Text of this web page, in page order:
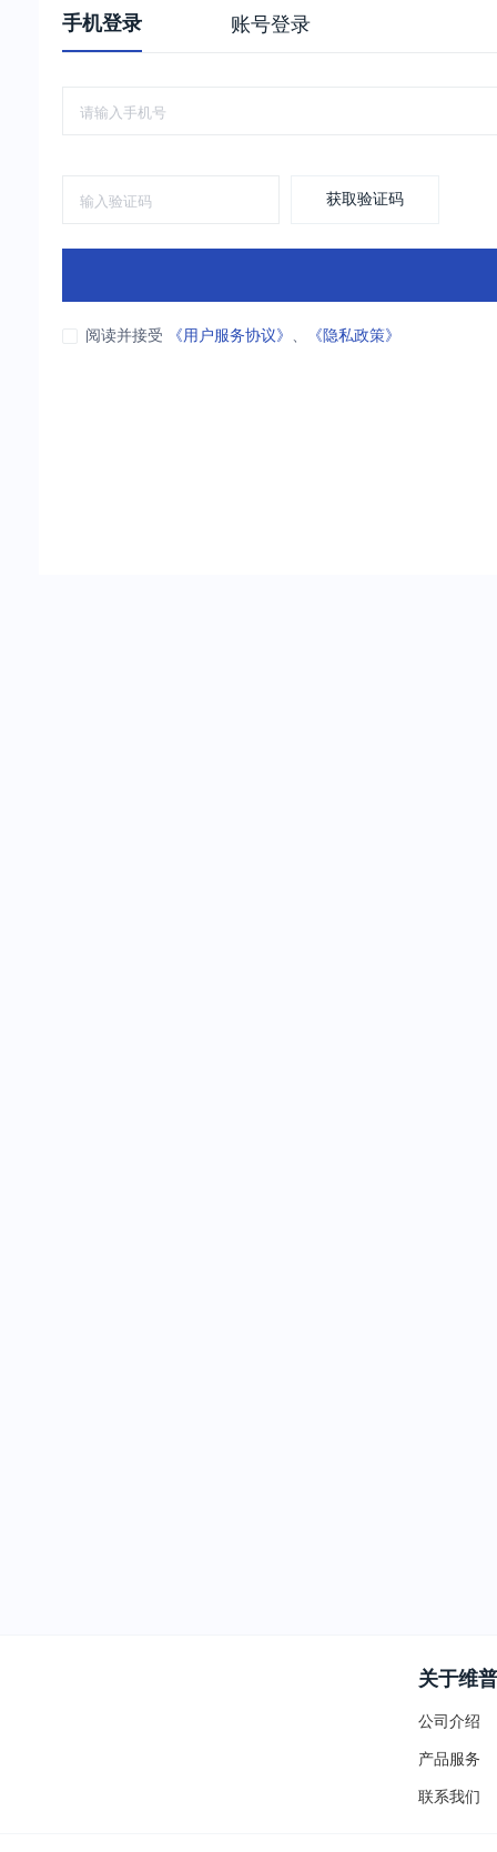
手机登录 账号登录
获取验证码
阅读并接受 《用户服务协议》 、 《隐私政策》
关于维普
公司介绍
产品服务
联系我们